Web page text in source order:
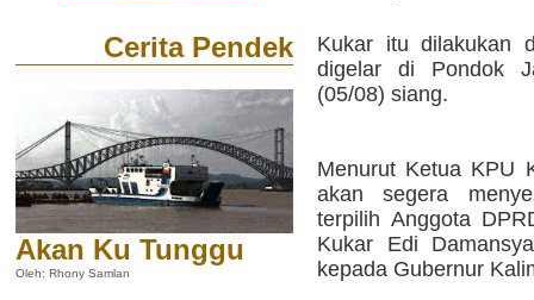
Cerita Pendek
Akan Ku Tunggu
Oleh: Rhony Samlan
Kukar itu dilakukan
digelar di Pondok
(05/08) siang.
Menurut Ketua KPU
akan segera
terpilih Anggota
Kukar Edi
kepada Gubernur